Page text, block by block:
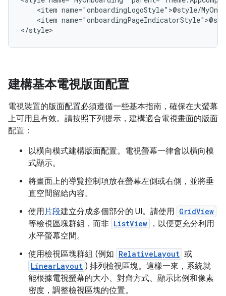
<item
<item
</style>
建構基本電視版面配置
電視裝置的版面配置必須遵循一些基本指南，確保在大螢幕
上可用且有效。請按照下列提示，建構適合電視畫面的版面
配置：
以橫向模式建構版面配置。電視螢幕一律會以橫向模
式顯示。
將畫面上的導覽控制項放在螢幕左側或右側，並將垂
直空間留給內容。
使用片段建立分成多個部分的 UI。請使用 GridView
等檢視區塊群組，而非 ListView
，以便更充分利用
水平螢幕空間。
使用檢視區塊群組 (例如 RelativeLayout 或
LinearLayout ) 排列檢視區塊。這樣一來，系統就
能根據電視螢幕的大小、對齊方式、顯示比例和像素
密度，調整檢視區塊的位置。